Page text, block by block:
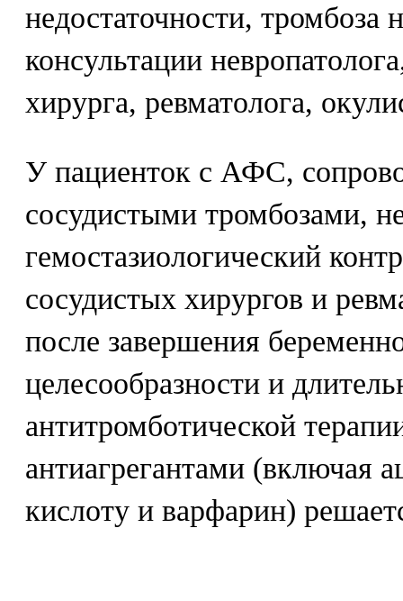
недостаточности, тромбоза
консультации
хирурга, ревматолога,
У пациенток с АФС,
сосудистыми тромбозами,
гемостазиологический
сосудистых хирургов и
после завершения
целесообразности и
антитромботической
антиагрегантами (включая
кислоту и варфарин)